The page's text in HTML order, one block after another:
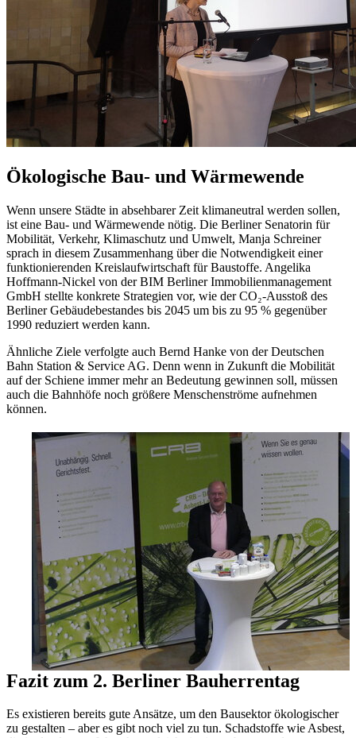
Ökologische Bau- und Wärmewende
Wenn unsere Städte in absehbarer Zeit klimaneutral werden sollen,
ist eine Bau- und Wärmewende nötig. Die Berliner Senatorin für
Mobilität, Verkehr, Klimaschutz und Umwelt, Manja Schreiner
sprach in diesem Zusammenhang über die Notwendigkeit einer
funktionierenden Kreislaufwirtschaft für Baustoffe. Angelika
Hoffmann-Nickel von der BIM Berliner Immobilienmanagement
GmbH stellte konkrete Strategien vor, wie der CO₂-Ausstoß des
Berliner Gebäudebestandes bis 2045 um bis zu 95 % gegenüber
1990 reduziert werden kann.
Ähnliche Ziele verfolgte auch Bernd Hanke von der Deutschen
Bahn Station & Service AG. Denn wenn in Zukunft die Mobilität
auf der Schiene immer mehr an Bedeutung gewinnen soll, müssen
auch die Bahnhöfe noch größere Menschenströme aufnehmen
können.
Fazit zum 2. Berliner Bauherrentag
Es existieren bereits gute Ansätze, um den Bausektor ökologischer
zu gestalten – aber es gibt noch viel zu tun. Schadstoffe wie Asbest,